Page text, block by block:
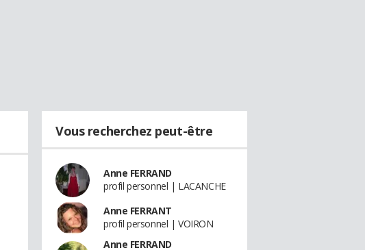
Vous recherchez peut-être
Anne FERRAND
profil personnel | LACANCHE
Anne FERRANT
profil personnel | VOIRON
Anne FERRAND